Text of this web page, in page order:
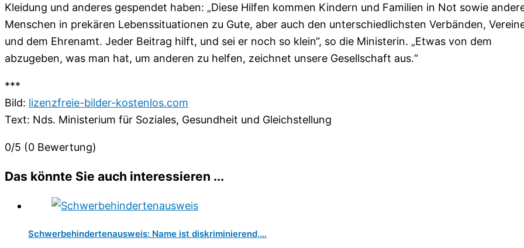
Kleidung und anderes gespendet haben: „Diese Hilfen kommen Kindern und Familien in Not sowie
Menschen in prekären Lebenssituationen zu Gute, aber auch den unterschiedlichsten Verbänden,
und dem Ehrenamt. Jeder Beitrag hilft, und sei er noch so klein“, so die Ministerin. „Etwas von dem
abzugeben, was man hat, um anderen zu helfen, zeichnet unsere Gesellschaft aus.“
***
Bild: lizenzfreie-bilder-kostenlos.com
Text: Nds. Ministerium für Soziales, Gesundheit und Gleichstellung
0/5 (0 Bewertung)
Das könnte Sie auch interessieren ...
Schwerbehindertenausweis: Name ist diskriminierend,…